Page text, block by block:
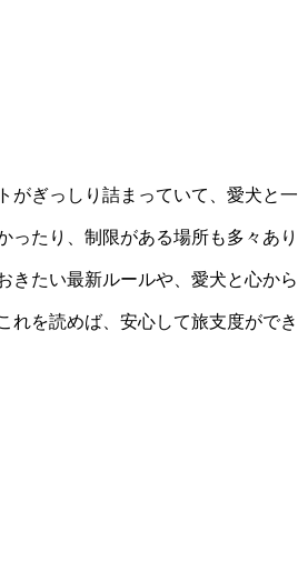
ぎっしり詰まっていて、愛犬と一
ったり、制限がある場所も多々あり
きたい最新ルールや、愛犬と心から
れを読めば、安心して旅支度ができ